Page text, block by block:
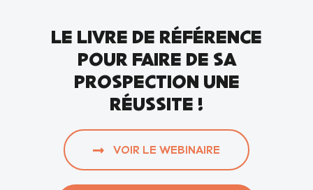
LE LIVRE DE RÉFÉRENCE
POUR FAIRE DE SA
PROSPECTION UNE
RÉUSSITE !
VOIR LE WEBINAIRE